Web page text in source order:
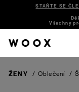
STAŇTE SE
Všechny
ŽENY / Oblečení /